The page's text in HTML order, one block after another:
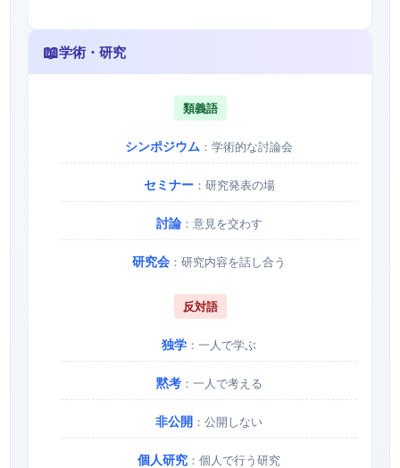
📖学術・研究
類義語
シンポジウム ：学術的な討論会
セミナー：研究発表の場
討論：意見を交わす
研究会 ：研究内容を話し合う
反対語
独学 ：一人で学ぶ
黙考：一人で考える
非公開 ：公開しない
個人研究 ：個人で行う研究